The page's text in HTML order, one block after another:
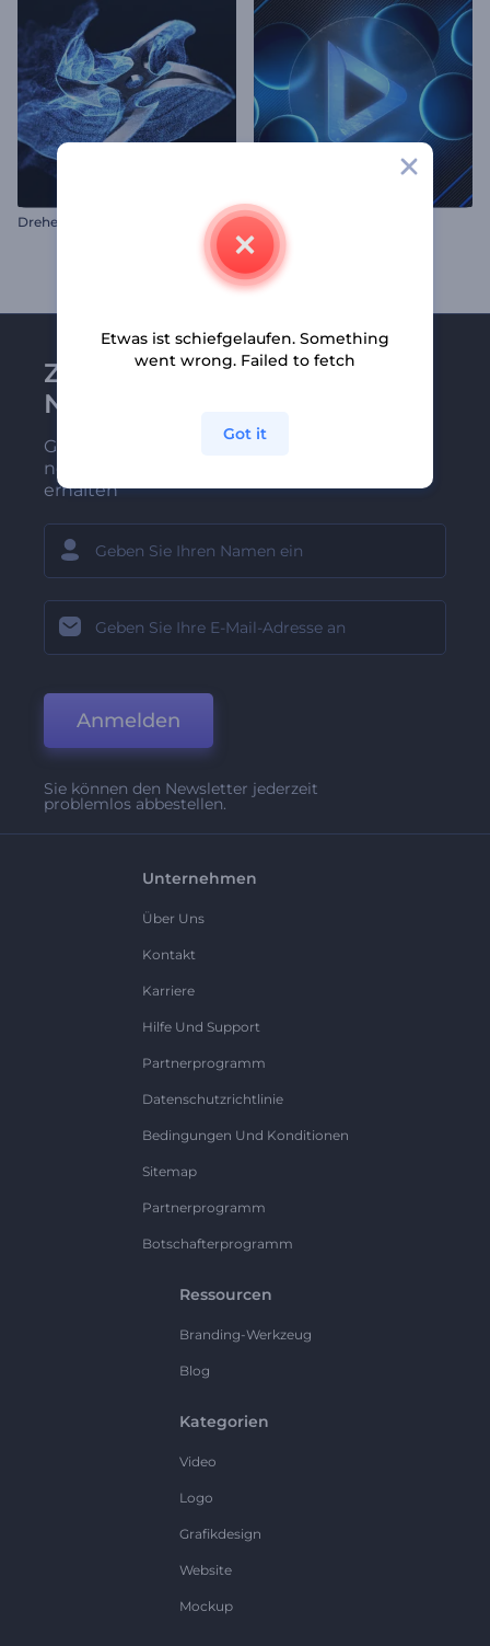
Drehende Shuriken Intro Neonkugeln Opener
Zu Renderforest-
Newsletter anmelden
Gehören Sie zu den Ersten, die unsere
neuesten Nachrichten und Angebote
erhalten
Anmelden
Sie können den Newsletter jederzeit
problemlos abbestellen.
Unternehmen
Über Uns
Kontakt
Karriere
Hilfe Und Support
Partnerprogramm
Datenschutzrichtlinie
Bedingungen Und Konditionen
Sitemap
Partnerprogramm
Botschafterprogramm
Ressourcen
Branding-Werkzeug
Blog
Kategorien
Video
Logo
Grafikdesign
Website
Mockup
Etwas ist schiefgelaufen. Something
went wrong. Failed to fetch
Got it